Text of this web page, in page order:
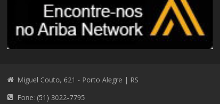
Miguel Couto, 621 - Porto Alegre | RS
Fone: (51) 3022-7795